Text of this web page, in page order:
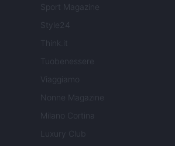
Sport Magazine
Style24
Think.it
Tuobenessere
Viaggiamo
Nonne Magazine
Milano Cortina
Luxury Club